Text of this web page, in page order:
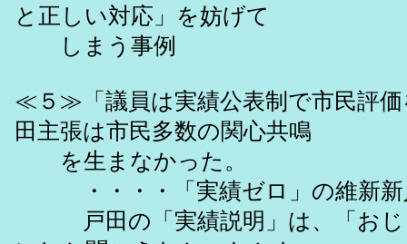
と正しい対応」を妨げて
しまう事例
≪５≫「議員は実績公表制で市民評価
田主張は市民多数の関心共鳴
を生まなかった。
・・・・「実績ゼロ」の維新新
戸田の「実績説明」は、「おじ